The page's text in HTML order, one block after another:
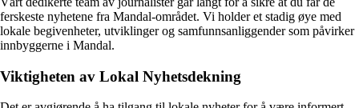
ferskeste nyhetene fra Mandal-området. Vi holder et stadig øye med
lokale begivenheter, utviklinger og samfunnsanliggender som påvirker
innbyggerne i Mandal.
Viktigheten av Lokal Nyhetsdekning